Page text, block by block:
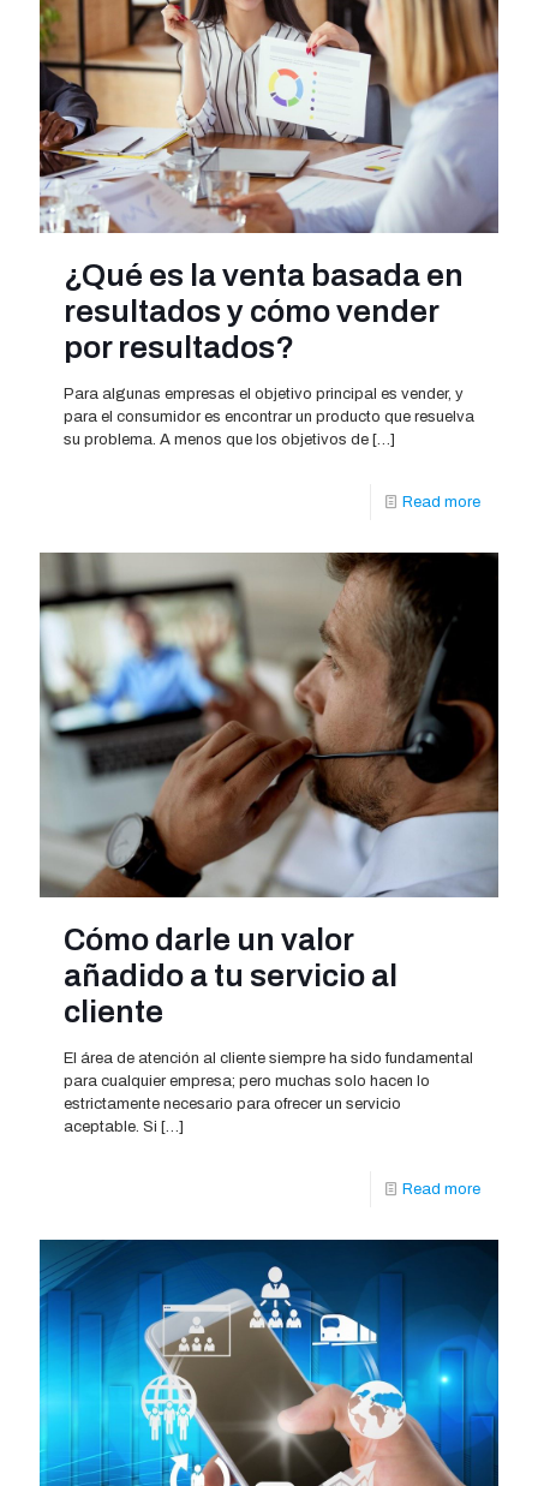
¿Qué es la venta basada en
resultados y cómo vender
por resultados?
Para algunas empresas el objetivo principal es vender, y
para el consumidor es encontrar un producto que resuelva
su problema. A menos que los objetivos de […]
Read more
Cómo darle un valor
añadido a tu servicio al
cliente
El área de atención al cliente siempre ha sido fundamental
para cualquier empresa; pero muchas solo hacen lo
estrictamente necesario para ofrecer un servicio
aceptable. Si […]
Read more